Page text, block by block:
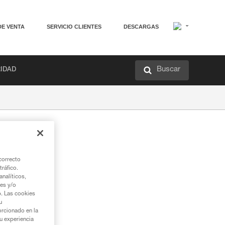
VENTA SERVICIO CLIENTES DESCARGAS
Buscar
y/o
Las cookies
en la
experiencia